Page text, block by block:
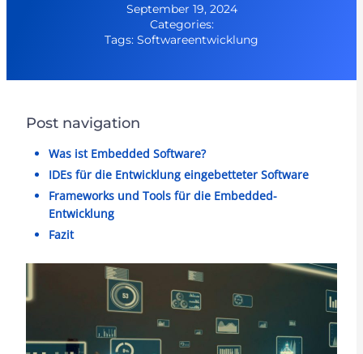
September 19, 2024
Categories:
Tags: Softwareentwicklung
Post navigation
Was ist Embedded Software?
IDEs für die Entwicklung eingebetteter Software
Frameworks und Tools für die Embedded-
Entwicklung
Fazit